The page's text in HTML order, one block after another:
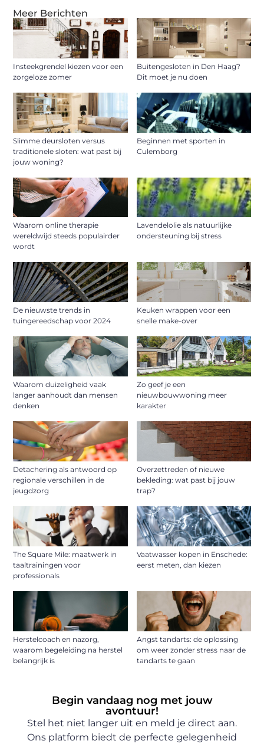
Meer Berichten
Insteekgrendel kiezen voor een
zorgeloze zomer
Buitengesloten in Den Haag?
Dit moet je nu doen
Slimme deursloten versus
traditionele sloten: wat past bij
jouw woning?
Beginnen met sporten in
Culemborg
Waarom online therapie
wereldwijd steeds populairder
wordt
Lavendelolie als natuurlijke
ondersteuning bij stress
De nieuwste trends in
tuingereedschap voor 2024
Keuken wrappen voor een
snelle make-over
Waarom duizeligheid vaak
langer aanhoudt dan mensen
denken
Zo geef je een
nieuwbouwwoning meer
karakter
Detachering als antwoord op
regionale verschillen in de
jeugdzorg
Overzettreden of nieuwe
bekleding: wat past bij jouw
trap?
The Square Mile: maatwerk in
taaltrainingen voor
professionals
Vaatwasser kopen in Enschede:
eerst meten, dan kiezen
Herstelcoach en nazorg,
waarom begeleiding na herstel
belangrijk is
Angst tandarts: de oplossing
om weer zonder stress naar de
tandarts te gaan
Begin vandaag nog met jouw
avontuur!
Stel het niet langer uit en meld je direct aan.
Ons platform biedt de perfecte gelegenheid